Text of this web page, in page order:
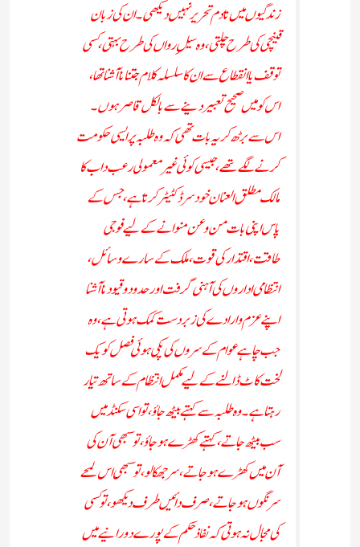
زندگیوں میں تادم تحریر نہیں دیکھی۔ان کی زبان
قینچی کی طرح چلتی، وہ سیلِ رواں کی طرح بہتی، کسی
توقف یا انقطاع سے ان کا سلسلہ کلام جتنا نا آشنا تھا،
اس کو میں صحیح تعبیر دینے سے بالکل قاصر ہوں۔
اس سے بڑھ کر یہ بات تھی کہ وہ طلبہ پرایسی حکومت
کرنے لگے تھے، جیسی کوئی غیر معمولی رعب داب کا
مالک مطلق العنان خودسر ڈکٹیٹر کرتا ہے، جس کے
پاس اپنی بات من وعن منوانے کے لیے فوجی
طاقت، اقتدار کی قوت، ملک کے سارے وسائل،
انتظامی اداروں کی آہنی گرفت اور حدود و قیود نا آشنا
اپنے عزم و ارادے کی زبردست کمک ہوتی ہے، وہ
جب چاہے عوام کے سروں کی پکی ہوئی فصل کو یک
لخت کاٹ ڈالنے کے لیے مکمل انتظام کے ساتھ تیار
رہتا ہے۔ وہ طلبہ سے کہتے بیٹھ جاؤ،تو اسی سکنڈ میں
سب بیٹھ جاتے، کہتے کھڑے ہو جاؤ، تو سبھی آن کی
آن میں کھڑے ہو جاتے،سر جھکالو،تو سبھی اس لمحے
سرنگوں ہو جاتے، صرف دائیں طرف دیکھو، تو کسی
کی مجال نہ ہوتی کہ نفاذ حکم کے پورے دورانیے میں